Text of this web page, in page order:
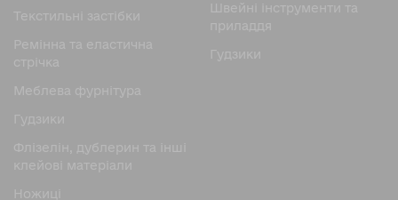
Швейні інструменти та
приладдя
Гудзики
Текстильні застібки
Ремінна та еластична
стрічка
Меблева фурнітура
Гудзики
Флізелін, дублерин та інші
клейові матеріали
Ножицi